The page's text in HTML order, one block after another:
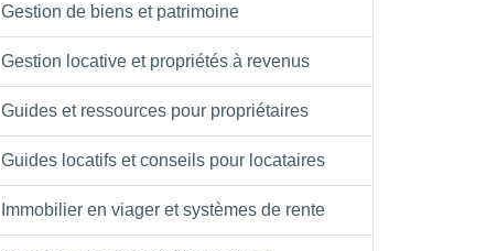
Gestion de biens et patrimoine
Gestion locative et propriétés à revenus
Guides et ressources pour propriétaires
Guides locatifs et conseils pour locataires
Immobilier en viager et systèmes de rente